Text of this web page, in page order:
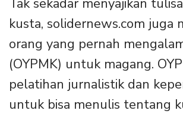
Tak sekadar menyajikan
kusta, solidernews.com juga
orang yang pernah
(OYPMK) untuk magang.
pelatihan jurnalistik dan
untuk bisa menulis tentang